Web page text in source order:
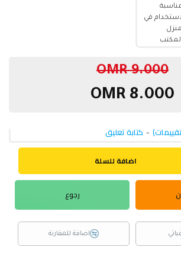
- كتابة تعليق
8.000 OMR
9.000 OMR
اضافة للسلة
رجوع
اضافة للمقارنة